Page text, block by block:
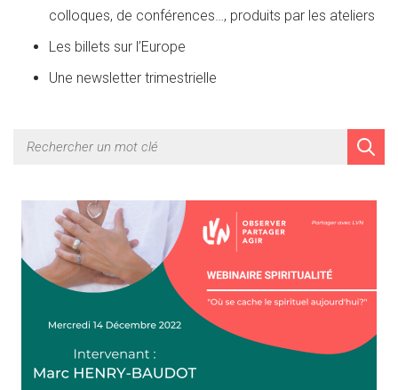
colloques, de conférences…, produits par les ateliers
Les billets sur l’Europe
Une newsletter trimestrielle